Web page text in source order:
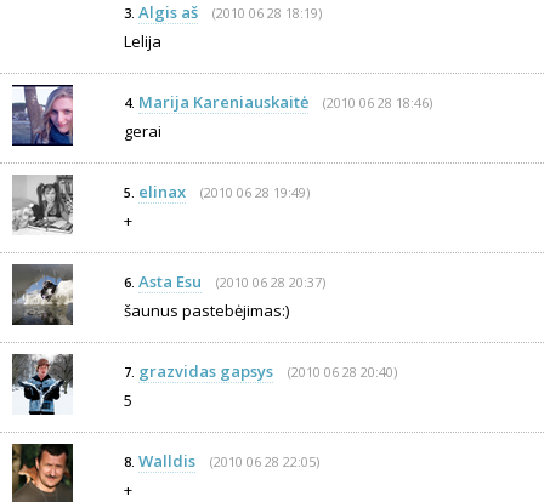
3. Algis aš (2010 06 28 18:19)
Lelija
4. Marija Kareniauskaitė (2010 06 28 18:46)
gerai
5. elinax (2010 06 28 19:49)
+
6. Asta Esu (2010 06 28 20:37)
šaunus pastebėjimas:)
7. grazvidas gapsys (2010 06 28 20:40)
5
8. Walldis (2010 06 28 22:05)
+